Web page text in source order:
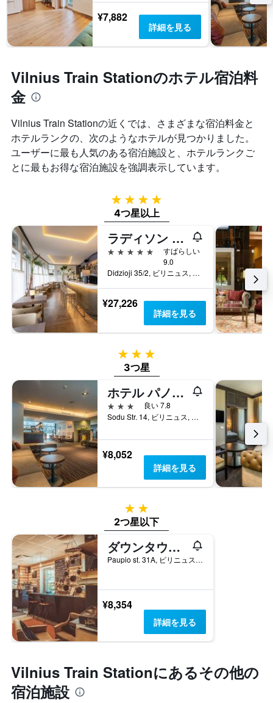
¥7,882
詳細を見る
Vilnius Train Stationのホテル宿泊料
金
Vilnius Train Stationの近くでは、さまざまな宿泊料金と
ホテルランクの、次のようなホテルが見つかりました。
ユーザーに最も人気のある宿泊施設と、ホテルランクご
とに最もお得な宿泊施設を強調表示しています。
4つ星
4つ星以上
ラディソン コレクション アストリヤ ホテル ヴィリニュス
5つ星
すばらしい
9.0
Didzioji 35/2, ビリニュス, リトアニア
¥27,226
詳細を見る
3つ星
3つ星
ホテル パノラマ
3つ星
良い 7.8
Sodu Str. 14, ビリニュス, リトアニア
¥8,052
詳細を見る
2つ星
2つ星以下
ダウンタウン フォレスト ホステル ＆ キャンピング
Paupio st. 31A, ビリニュス, リトアニア
¥8,354
詳細を見る
Vilnius Train Station​にあるその他の
宿泊施設